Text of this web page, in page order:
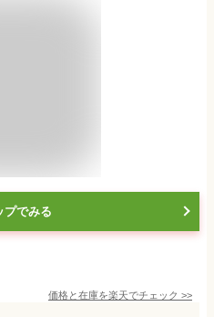
プでみる
価格と在庫を楽天でチェック >>